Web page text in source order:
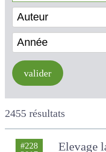
Auteur
valider
2455 résultats